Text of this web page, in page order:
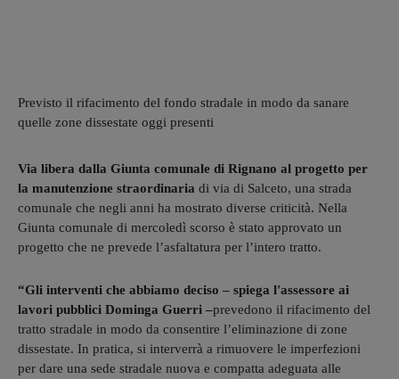
Previsto il rifacimento del fondo stradale in modo da sanare
quelle zone dissestate oggi presenti
Via libera dalla Giunta comunale di Rignano al progetto per
la manutenzione straordinaria di via di Salceto, una strada
comunale che negli anni ha mostrato diverse criticità. Nella
Giunta comunale di mercoledì scorso è stato approvato un
progetto che ne prevede l’asfaltatura per l’intero tratto.
“Gli interventi che abbiamo deciso – spiega l'assessore ai
lavori pubblici Dominga Guerri –prevedono il rifacimento del
tratto stradale in modo da consentire l’eliminazione di zone
dissestate. In pratica, si interverrà a rimuovere le imperfezioni
per dare una sede stradale nuova e compatta adeguata alle